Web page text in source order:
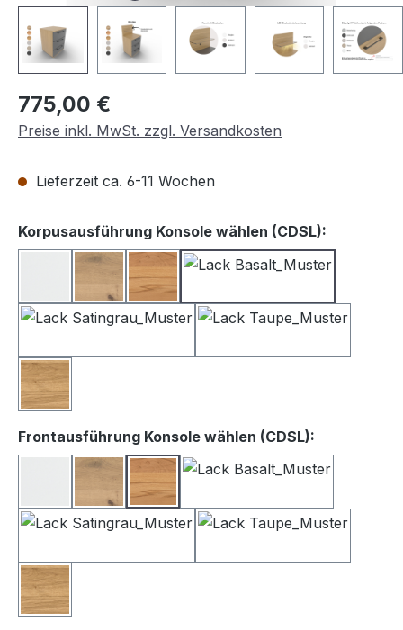
Regulärer Preis:
775,00 €
Preise inkl. MwSt. zzgl. Versandkosten
Lieferzeit ca. 6-11 Wochen
Korpusausführung Konsole wählen (CDSL):
BalkeneicheKernbuche
Wildeiche
Frontausführung Konsole wählen (CDSL):
BalkeneicheKernbuche
Wildeiche